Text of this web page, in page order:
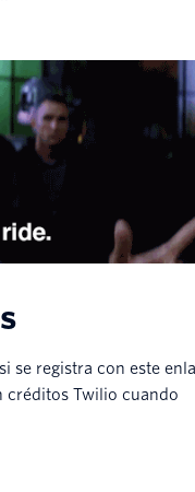
se registra con este
créditos Twilio cuando